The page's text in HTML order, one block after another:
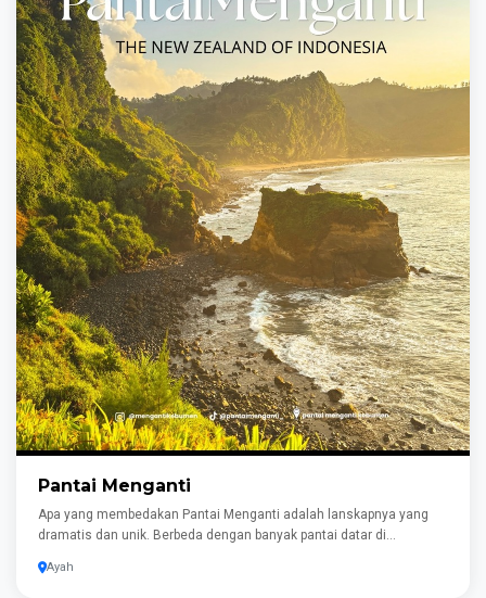
Pantai Menganti
Apa yang membedakan Pantai Menganti adalah lanskapnya yang
dramatis dan unik. Berbeda dengan banyak pantai datar di
mengingatkan kita pada fjord ikonik di Selandia Baru. Kontras antara
Ayah